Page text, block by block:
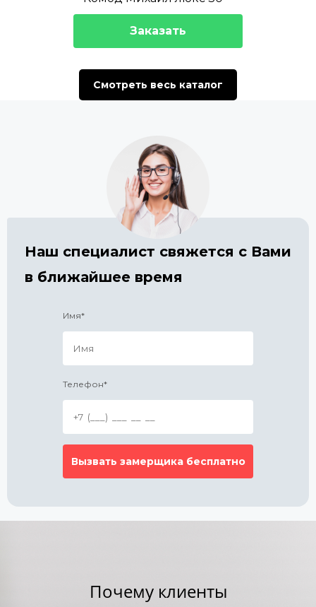
Заказать
Смотреть весь каталог
Наш специалист свяжется с Вами
в ближайшее время
Имя*
Телефон*
Почему клиенты